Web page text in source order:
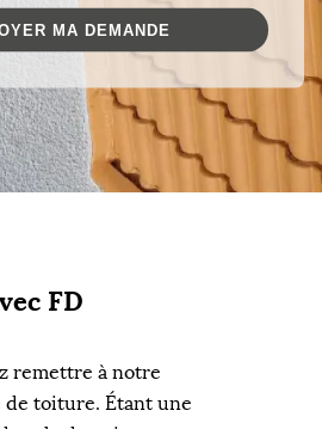
FD
remettre à notre
de toiture. Étant une